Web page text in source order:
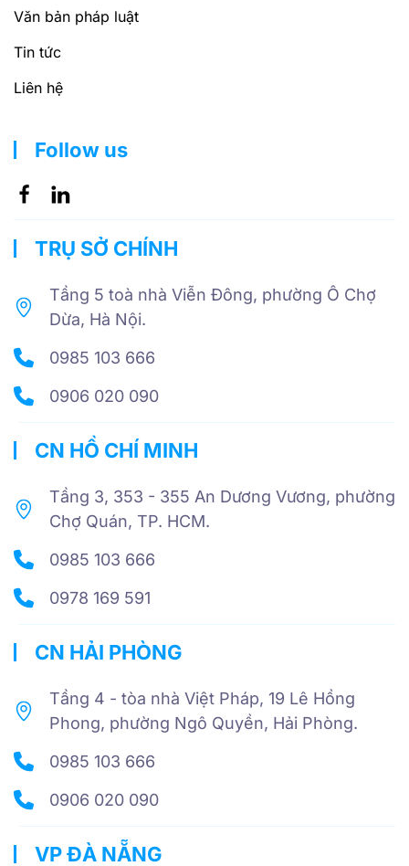
Văn bản pháp luật
Tin tức
Liên hệ
Follow us
TRỤ SỞ CHÍNH
Tầng 5 toà nhà Viễn Đông, phường Ô Chợ
Dừa, Hà Nội.
0985 103 666
0906 020 090
CN HỒ CHÍ MINH
Tầng 3, 353 - 355 An Dương Vương, phường
Chợ Quán, TP. HCM.
0985 103 666
0978 169 591
CN HẢI PHÒNG
Tầng 4 - tòa nhà Việt Pháp, 19 Lê Hồng
Phong, phường Ngô Quyền, Hải Phòng.
0985 103 666
0906 020 090
VP ĐÀ NẴNG